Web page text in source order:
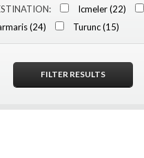
Icmeler (22)
(24)
Turunc (15)